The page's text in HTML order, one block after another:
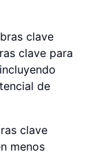
clave
clave para
de
clave
menos